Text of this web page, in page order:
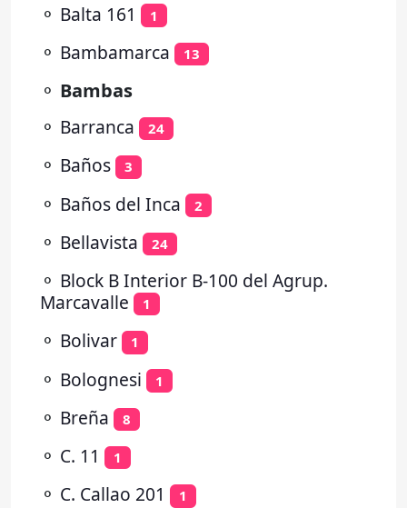
⚬ Balta 161 1
⚬ Bambamarca 13
⚬ Bambas
⚬ Barranca 24
⚬ Baños 3
⚬ Baños del Inca 2
⚬ Bellavista 24
⚬ Block B Interior B-100 del Agrup.
Marcavalle
1
⚬ Bolivar 1
⚬ Bolognesi 1
⚬ Breña 8
⚬ C. 11 1
⚬ C. Callao 201 1